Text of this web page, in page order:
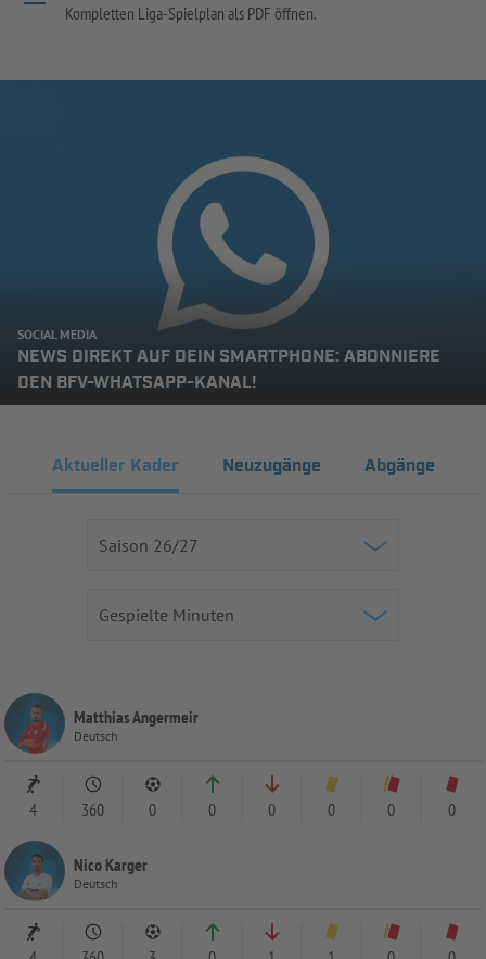
Kompletten Liga-Spielplan als PDF öffnen.
SOCIAL MEDIA
NEWS DIREKT AUF DEIN SMARTPHONE: ABONNIERE
DEN BFV-WHATSAPP-KANAL!
Aktueller Kader Neuzugänge Abgänge
Matthias Angermeir
Deutsch
4 360 0 0 0 0 0 0
Nico Karger
Deutsch